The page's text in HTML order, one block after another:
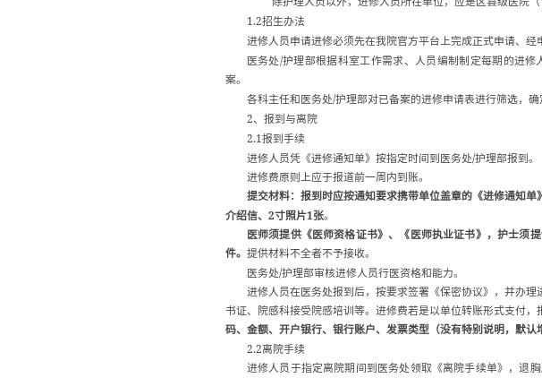
1.2招生办法
进修人员申请进修必须先在我院官方平台上完成正式申请、
医务处/护理部根据科室工作需求、人员编制制定每期的进
案。
各科主任和医务处/护理部对已备案的进修申请表进行筛选，
2、报到与离院
2.1报到手续
进修人员凭《进修通知单》按指定时间到医务处/护理部报到。
进修费原则上应于报道前一周内到账。
提交材料：报到时应按通知要求携带单位盖章的《进修通知
介绍信、 2寸照片1 张。
医师须提供《医师资格证书》、《医师执业证书》，护士须
件。 提供材料不全者不予接收。
医务处/护理部审核进修人员行医资格和能力。
进修人员在医务处报到后，按要求签署《保密协议》，并办
书证、院感科接受院感培训等。进修费若是以单位转账形式支付，
码、金额、开户银行、银行账户、发票类型（没有特别说明，默认
2.2离院手续
进修人员于指定离院期间到医务处领取《离院手续单》，退